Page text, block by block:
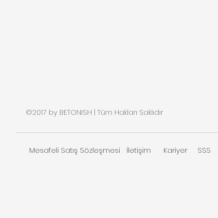
©2017 by BETONISH | Tüm Hakları Saklıdır
Mesafeli Satış Sözleşmesi İletişim Kariyer SSS